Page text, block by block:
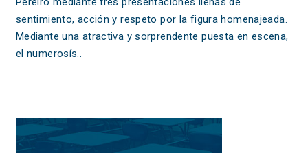
sentimiento, acción y respeto por la figura homenajeada.
Mediante una atractiva y sorprendente puesta en escena,
el numerosís..